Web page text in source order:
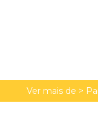
Ver mais de >